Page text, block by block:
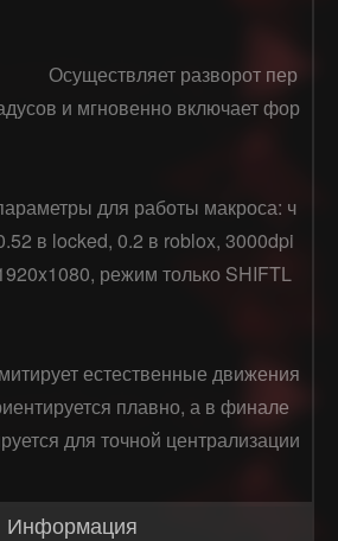
и мгновенно включает фор
для работы макроса: ч
в locked, 0.2 в roblox, 3000dpi
режим только SHIFTL
естественные движения
плавно, а в финале
для точной централизации
Информация